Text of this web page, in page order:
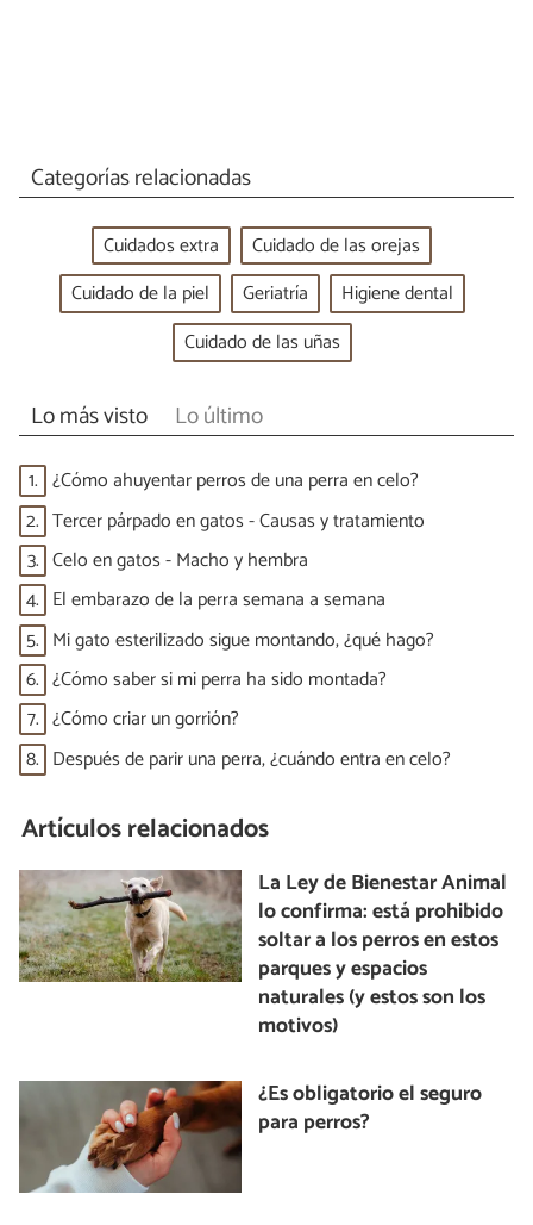
Categorías relacionadas
Cuidados extra
Cuidado de las orejas
Cuidado de la piel
Geriatría
Higiene dental
Cuidado de las uñas
Lo más visto Lo último
1. ¿Cómo ahuyentar perros de una perra en celo?
2. Tercer párpado en gatos - Causas y tratamiento
3. Celo en gatos - Macho y hembra
4. El embarazo de la perra semana a semana
5. Mi gato esterilizado sigue montando, ¿qué hago?
6. ¿Cómo saber si mi perra ha sido montada?
7. ¿Cómo criar un gorrión?
8. Después de parir una perra, ¿cuándo entra en celo?
Artículos relacionados
La Ley de Bienestar Animal
lo confirma: está prohibido
soltar a los perros en estos
parques y espacios
naturales (y estos son los
motivos)
¿Es obligatorio el seguro
para perros?